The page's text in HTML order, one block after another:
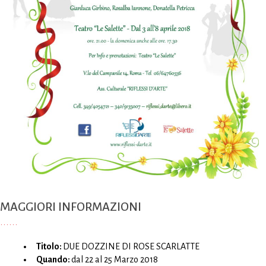
MAGGIORI INFORMAZIONI
Titolo: DUE DOZZINE DI ROSE SCARLATTE
Quando:dal 22 al 25 Marzo 2018